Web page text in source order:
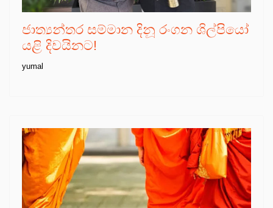
ජාත්‍යන්තර සම්මාන දිනූ රංගන ශිල්පියෝ
යළි දිවයිනට!
yumal